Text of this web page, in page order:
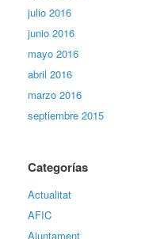
julio 2016
junio 2016
mayo 2016
abril 2016
marzo 2016
septiembre 2015
Categorías
Actualitat
AFIC
Ajuntament